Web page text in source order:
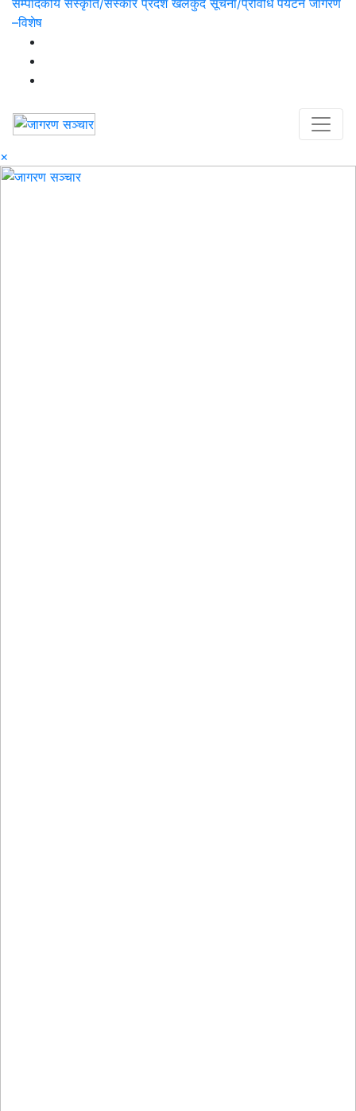
सम्पादकीय संस्कृति/संस्कार प्रदेश खेलकुद सूचना/प्रविधि पर्यटन जागरण
–विशेष
×